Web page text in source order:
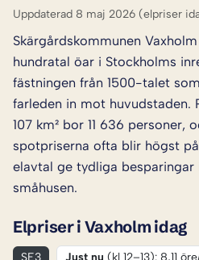
Uppdaterad 8 maj 2026 (elpriser
Skärgårdskommunen
hundratal öar i Stockholms
fästningen från 1500-talet
farleden in mot huvudstaden.
107 km² bor 11 636 personer,
spotpriserna ofta blir högst
elavtal ge tydliga besparingar
småhusen.
Elpriser i Vaxholm idag
SE3 Just nu (kl 12–13): 8,11